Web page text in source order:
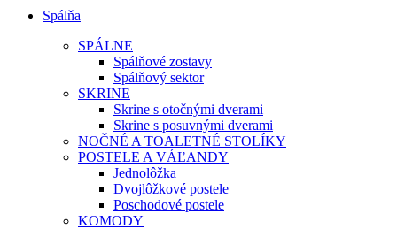
Spálňa
SPÁLNE
Spálňové zostavy
Spálňový sektor
SKRINE
Skrine s otočnými dverami
Skrine s posuvnými dverami
NOČNÉ A TOALETNÉ STOLÍKY
POSTELE A VÁĽANDY
Jednolôžka
Dvojlôžkové postele
Poschodové postele
KOMODY